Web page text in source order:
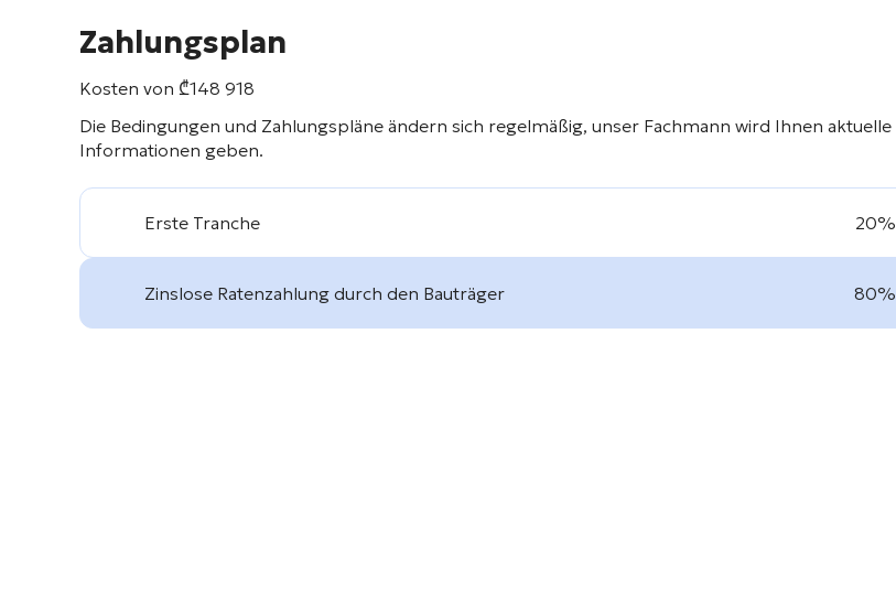
Zahlungsplan
Kosten von ₾148 918
Die Bedingungen und Zahlungspläne ändern sich regelmäßig, unser Fachmann wird Ihnen aktuelle
Informationen geben.
Erste Tranche 20%
Zinslose Ratenzahlung durch den Bauträger 80%